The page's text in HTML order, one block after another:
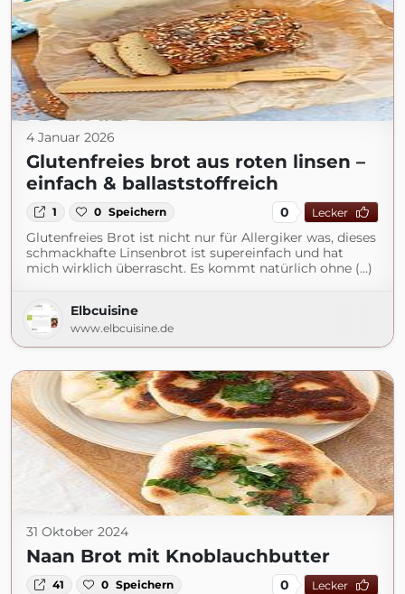
4 Januar 2026
Glutenfreies brot aus roten linsen –
einfach & ballaststoffreich
1 0 Speichern 0 Lecker
Glutenfreies Brot ist nicht nur für Allergiker was, dieses
schmackhafte Linsenbrot ist supereinfach und hat
mich wirklich überrascht. Es kommt natürlich ohne (...)
Elbcuisine
www.elbcuisine.de
31 Oktober 2024
Naan Brot mit Knoblauchbutter
41 0 Speichern 0 Lecker